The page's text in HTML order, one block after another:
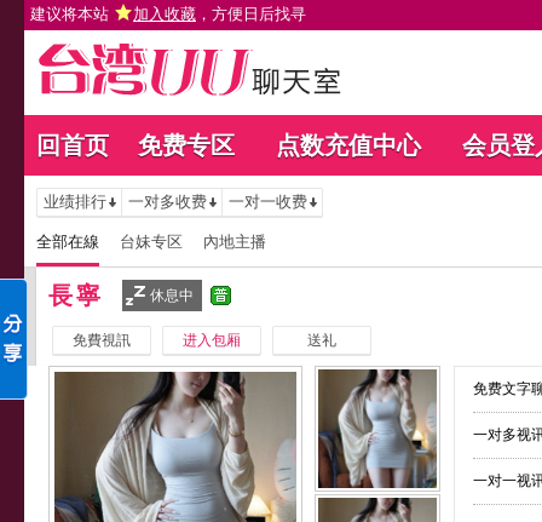
建议将本站 加入收藏 ，方便日后找寻
回首页 免费专区 点数充值中心 会员登
业绩排行 一对多收费 一对一收费
全部在線 台妹专区 內地主播
長寧 休息中
免費視訊 进入包厢 送礼
免费文字
一对多视
一对一视